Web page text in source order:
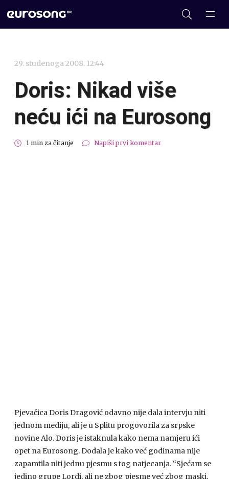
29. studenoga 2008. 12:44
Doris: Nikad više
neću ići na Eurosong
1 min za čitanje Napiši prvi komentar
Pjevačica Doris Dragović odavno nije dala intervju niti
jednom mediju, ali je u Splitu progovorila za srpske
novine Alo. Doris je istaknula kako nema namjeru ići
opet na Eurosong. Dodala je kako već godinama nije
zapamtila niti jednu pjesmu s tog natjecanja. “Sjećam se
jedino grupe Lordi, ali ne zbog pjesme već zbog maski.